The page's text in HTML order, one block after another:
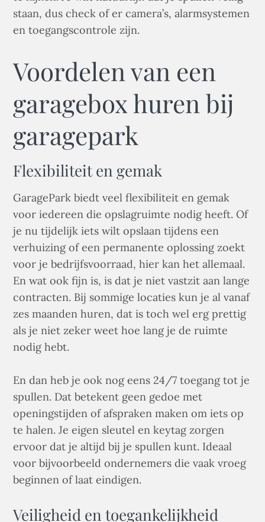
staan, dus check of er camera’s, alarmsystemen
en toegangscontrole zijn.
Voordelen van een
garagebox huren bij
garagepark
Flexibiliteit en gemak
GaragePark biedt veel flexibiliteit en gemak
voor iedereen die opslagruimte nodig heeft. Of
je nu tijdelijk iets wilt opslaan tijdens een
verhuizing of een permanente oplossing zoekt
voor je bedrijfsvoorraad, hier kan het allemaal.
En wat ook fijn is, is dat je niet vastzit aan lange
contracten. Bij sommige locaties kun je al vanaf
zes maanden huren, dat is toch wel erg prettig
als je niet zeker weet hoe lang je de ruimte
nodig hebt.
En dan heb je ook nog eens 24/7 toegang tot je
spullen. Dat betekent geen gedoe met
openingstijden of afspraken maken om iets op
te halen. Je eigen sleutel en keytag zorgen
ervoor dat je altijd bij je spullen kunt. Ideaal
voor bijvoorbeeld ondernemers die vaak vroeg
beginnen of laat eindigen.
Veiligheid en toegankelijkheid